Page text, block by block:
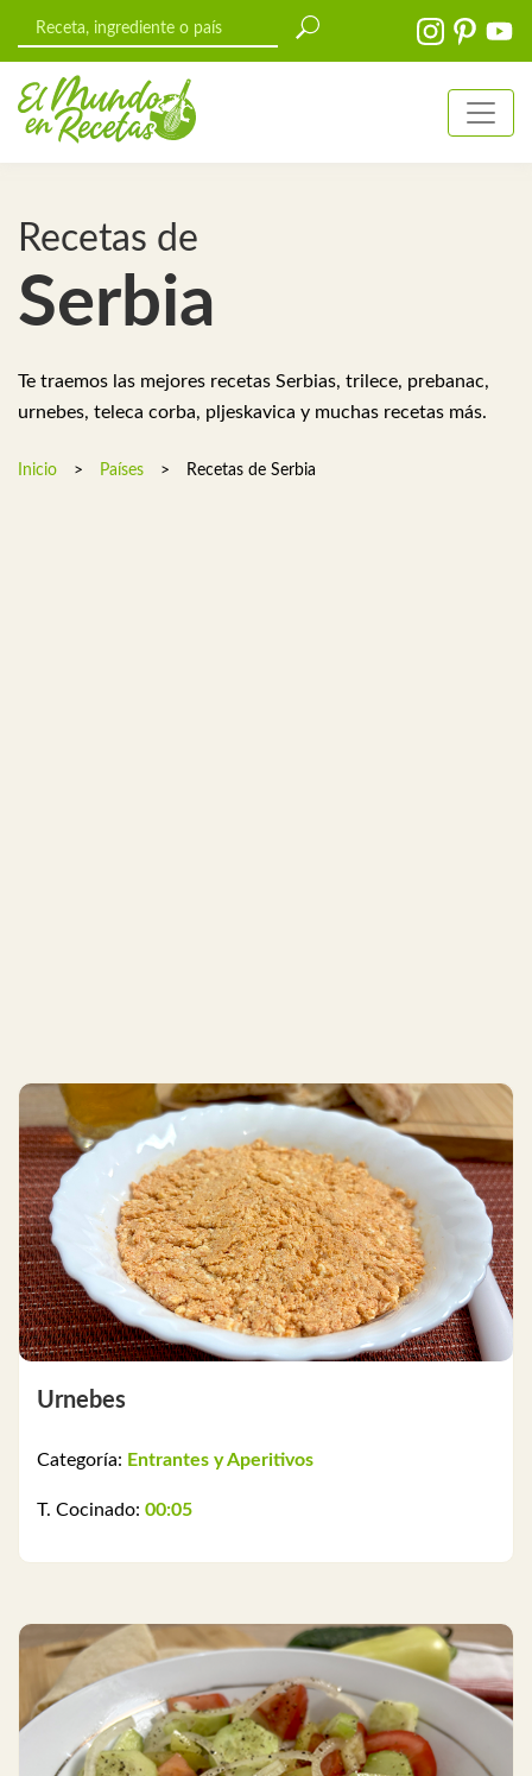
Recetas de
Serbia
Te traemos las mejores recetas Serbias, trilece, prebanac,
urnebes, teleca corba, pljeskavica y muchas recetas más.
Inicio > Países > Recetas de Serbia
Urnebes
Categoría: Entrantes y Aperitivos
T. Cocinado: 00:05